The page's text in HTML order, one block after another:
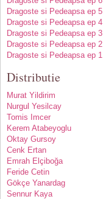
Dragoste si Pedeapsa ep 5
Dragoste si Pedeapsa ep 4
Dragoste si Pedeapsa ep 3
Dragoste si Pedeapsa ep 2
Dragoste si Pedeapsa ep 1
Distributie
Murat Yildirim
Nurgul Yesilcay
Tomis Imcer
Kerem Atabeyoglu
Oktay Gursoy
Cenk Ertan
Emrah Elçiboğa
Feride Cetin
Gökçe Yanardag
Sennur Kaya